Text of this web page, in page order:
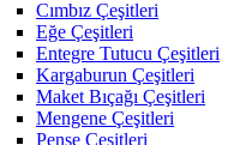
Cımbız Çeşitleri
Eğe Çeşitleri
Entegre Tutucu Çeşitleri
Kargaburun Çeşitleri
Maket Bıçağı Çeşitleri
Mengene Çeşitleri
Pense Çeşitleri